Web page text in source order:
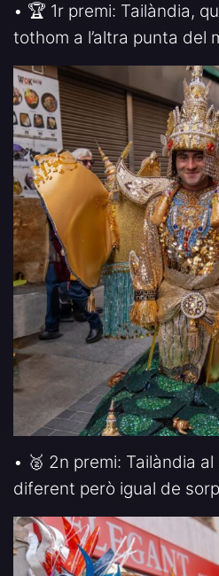
• 🏆 1r premi: Tailàndia,
tothom a l’altra punta del
• 🥈 2n premi: Tailàndia
diferent però igual de